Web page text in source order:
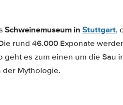
Schweinemuseum in Stuttgart,
rund 46.000 Exponate
es zum einen um die Sau
der Mythologie.